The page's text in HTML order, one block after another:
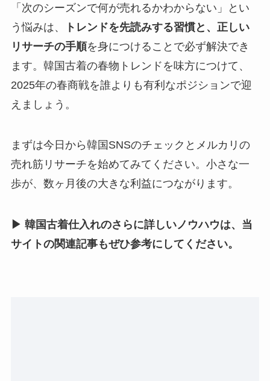
「次のシーズンで何が売れるかわからない」とい
う悩みは、
トレンドを先読みする習慣と、正しい
リサーチの手順を身につけることで必ず解決でき
ます。韓国古着の春物トレンドを味方につけて、
2025年の春商戦を誰よりも有利なポジションで迎
えましょう。
まずは今日から韓国SNSのチェックとメルカリの
売れ筋リサーチを始めてみてください。小さな一
歩が、数ヶ月後の大きな利益につながります。
▶ 韓国古着仕入れのさらに詳しいノウハウは、当
サイトの関連記事もぜひ参考にしてください。